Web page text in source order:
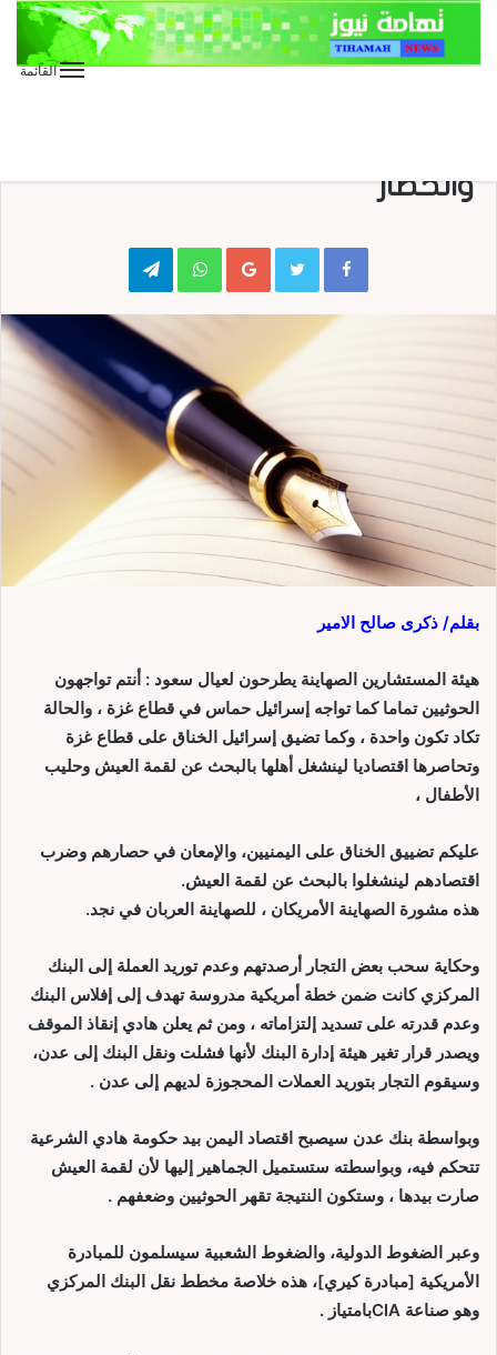
القائمة
والحصار
Google+
WhatsApp
Telegram
بقلم/ ذكرى صالح الامير
هيئة المستشارين الصهاينة يطرحون لعيال سعود : أنتم تواجهون
الحوثيين تماما كما تواجه إسرائيل حماس في قطاع غزة ، والحالة
تكاد تكون واحدة ، وكما تضيق إسرائيل الخناق على قطاع غزة
وتحاصرها اقتصاديا لينشغل أهلها بالبحث عن لقمة العيش وحليب
الأطفال ،
عليكم تضييق الخناق على اليمنيين، والإمعان في حصارهم وضرب
اقتصادهم لينشغلوا بالبحث عن لقمة العيش.
هذه مشورة الصهاينة الأمريكان ، للصهاينة العربان في نجد.
وحكاية سحب بعض التجار أرصدتهم وعدم توريد العملة إلى البنك
المركزي كانت ضمن خطة أمريكية مدروسة تهدف إلى إفلاس البنك
وعدم قدرته على تسديد إلتزاماته ، ومن ثم يعلن هادي إنقاذ الموقف
ويصدر قرار تغير هيئة إدارة البنك لأنها فشلت ونقل البنك إلى عدن،
وسيقوم التجار بتوريد العملات المحجوزة لديهم إلى عدن .
وبواسطة بنك عدن سيصبح اقتصاد اليمن بيد حكومة هادي الشرعية
تتحكم فيه، وبواسطته ستستميل الجماهير إليها لأن لقمة العيش
صارت بيدها ، وستكون النتيجة تقهر الحوثيين وضعفهم .
وعبر الضغوط الدولية، والضغوط الشعبية سيسلمون للمبادرة
الأمريكية [مبادرة كيري]، هذه خلاصة مخطط نقل البنك المركزي
وهو صناعة CIAبامتياز .